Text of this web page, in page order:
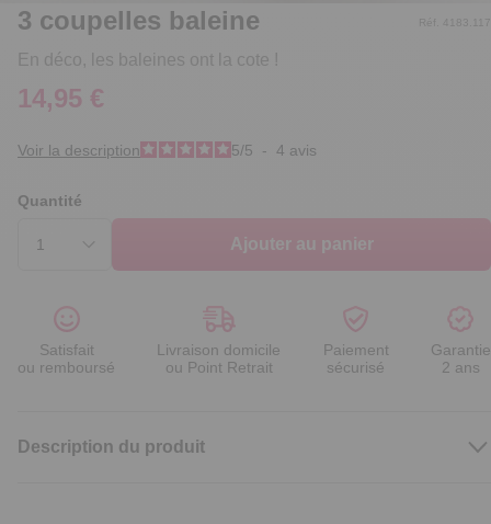
3 coupelles baleine
En déco, les baleines ont la cote !
Réf. 4183.117
14,95 €
Voir la description 5/5 - 4 avis
Quantité
Ajouter au panier
Satisfait
ou remboursé
Livraison domicile
ou Point Retrait
Paiement
sécurisé
Garantie
2 ans
Description du produit